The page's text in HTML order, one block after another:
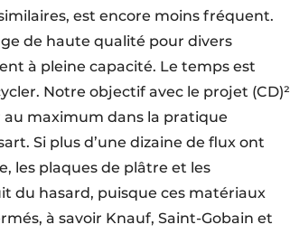
est encore moins fréquent.
de haute qualité pour divers
à pleine capacité. Le temps est
Notre objectif avec le projet (CD)²
maximum dans la pratique
Si plus d’une dizaine de flux ont
les plaques de plâtre et les
du hasard, puisque ces matériaux
à savoir Knauf, Saint-Gobain et